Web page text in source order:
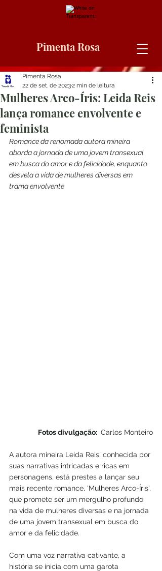
Pimenta Rosa
Mulheres Arco-Íris: Leida Reis
lança romance envolvente e
feminista
Pimenta Rosa
22 de set. de 20232 min de leitura
Romance da renomada autora mineira
aborda a jornada de uma jovem transexual
em busca do amor e da felicidade, enquanto
desvela a vida de mulheres diversas em
trama envolvente
Fotos divulgação: Carlos Monteiro
A autora mineira Leida Reis, conhecida por
suas narrativas intricadas e ricas em
personagens, está prestes a lançar seu
mais recente romance, 'Mulheres Arco-Íris',
que promete ser um mergulho profundo
na vida de mulheres diversas e na jornada
de uma jovem transexual em busca do
amor e da felicidade.
Com uma voz narrativa cativante, a
história se inicia com uma garota